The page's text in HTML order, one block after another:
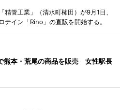
管工業」（清水町柿田）が9月1日、
イン「Rino」の直販を開始する。
熊本・荒尾の商品を販売 女性駅長